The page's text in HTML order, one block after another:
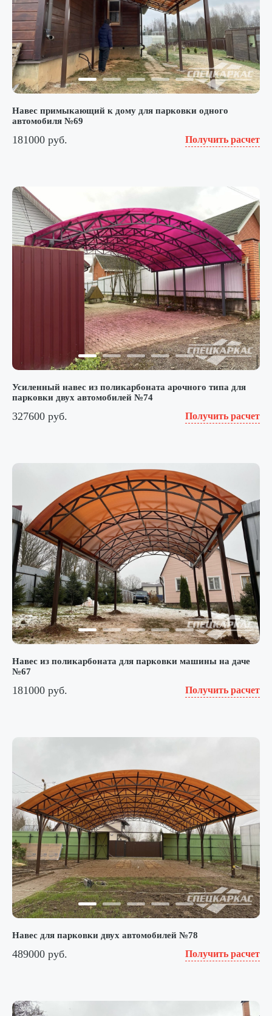
Навес примыкающий к дому для парковки одного
автомобиля №69
181000 руб. Получить расчет
Усиленный навес из поликарбоната арочного типа для
парковки двух автомобилей №74
327600 руб. Получить расчет
Навес из поликарбоната для парковки машины на даче
№67
181000 руб. Получить расчет
Навес для парковки двух автомобилей №78
489000 руб. Получить расчет